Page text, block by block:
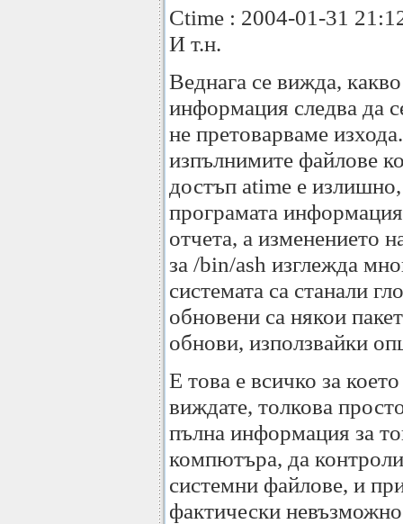
Ctime : 2004-01-31
И т.н.
Веднага се вижда,
информация следва да
не претоварваме
изпълнимите файлове
достъп atime е
програмата
отчета, а изменението
за /bin/ash изглежда
системата са станали
обновени са някои
обнови, използвайки
Е това е всичко за
виждате, толкова
пълна информация за
компютъра, да
системни файлове, и
фактически